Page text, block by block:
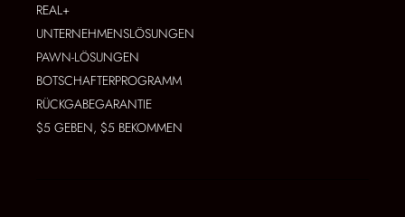
REAL+
UNTERNEHMENSLÖSUNGEN
PAWN-LÖSUNGEN
BOTSCHAFTERPROGRAMM
RÜCKGABEGARANTIE
$5 GEBEN, $5 BEKOMMEN